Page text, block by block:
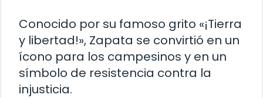
Conocido por su famoso grito «¡Tierra
y libertad!», Zapata se convirtió en un
ícono para los campesinos y en un
símbolo de resistencia contra la
injusticia.